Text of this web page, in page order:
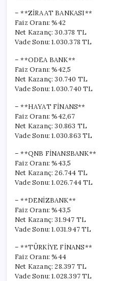
– **ZİRAAT BANKASI**
Faiz Oranı: %42
Net Kazanç: 30.378 TL
Vade Sonu: 1.030.378 TL
– **ODEA BANK**
Faiz Oranı: %42,5
Net Kazanç: 30.740 TL
Vade Sonu: 1.030.740 TL
– **HAYAT FİNANS**
Faiz Oranı: %42,67
Net Kazanç: 30.863 TL
Vade Sonu: 1.030.863 TL
– **QNB FİNANSBANK**
Faiz Oranı: %43,5
Net Kazanç: 26.744 TL
Vade Sonu: 1.026.744 TL
– **DENİZBANK**
Faiz Oranı: %43,5
Net Kazanç: 31.947 TL
Vade Sonu: 1.031.947 TL
– **TÜRKİYE FİNANS**
Faiz Oranı: %44
Net Kazanç: 28.397 TL
Vade Sonu: 1.028.397 TL